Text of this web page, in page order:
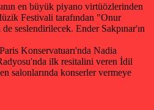
en büyük piyano virtüözlerinden
Festivali tarafından "Onur
seslendirilecek. Ender Sakpınar'ın
Konservatuarı'nda Nadia
ilk resitalini veren İdil
salonlarında konserler vermeye